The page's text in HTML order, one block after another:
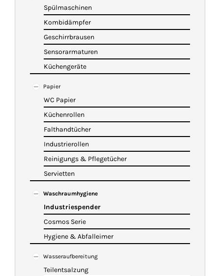
WARENKORB
Spülmaschinen
Kombidämpfer
Geschirrbrausen
Sensorarmaturen
Küchengeräte
Papier
WC Papier
Küchenrollen
Falthandtücher
Industrierollen
Reinigungs & Pflegetücher
Servietten
Waschraumhygiene
Industriespender
Cosmos Serie
Hygiene & Abfalleimer
Wasseraufbereitung
Teilentsalzung